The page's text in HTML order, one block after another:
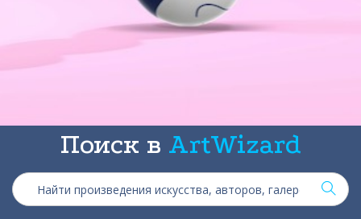
Поиск в ArtWizard